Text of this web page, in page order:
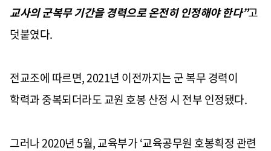
교사의 군복무 기간을 경력으로 온전히 인정해야 한다”고
덧붙였다.
전교조에 따르면, 2021년 이전까지는 군 복무 경력이
학력과 중복되더라도 교원 호봉 산정 시 전부 인정됐다.
그러나2020년5월,교육부가‘교육공무원 호봉획정 관련